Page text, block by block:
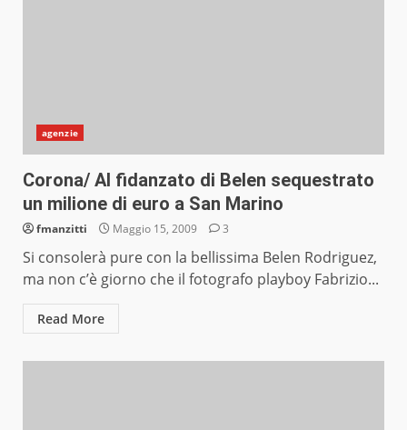
agenzie
Corona/ Al fidanzato di Belen sequestrato
un milione di euro a San Marino
fmanzitti Maggio 15, 2009 3
Si consolerà pure con la bellissima Belen Rodriguez,
ma non c’è giorno che il fotografo playboy Fabrizio...
Read More